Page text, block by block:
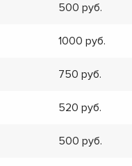
500
1000
750
520
500